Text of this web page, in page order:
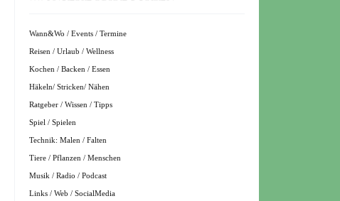
Wann&Wo / Events / Termine
Reisen / Urlaub / Wellness
Kochen / Backen / Essen
Häkeln/ Stricken/ Nähen
Ratgeber / Wissen / Tipps
Spiel / Spielen
Technik: Malen / Falten
Tiere / Pflanzen / Menschen
Musik / Radio / Podcast
Links / Web / SocialMedia